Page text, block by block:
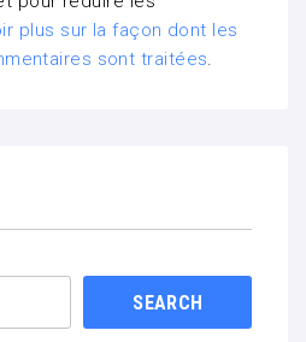
plus sur la façon dont les
sont traitées.
SEARCH